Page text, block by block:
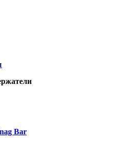
Bar